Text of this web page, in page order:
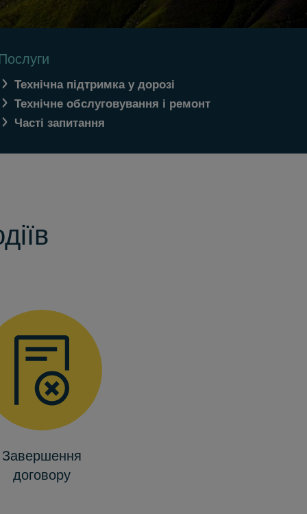
Технічна підтримка у дорозі
Технічне обслуговування і ремонт
Часті запитання
Завершення
договору